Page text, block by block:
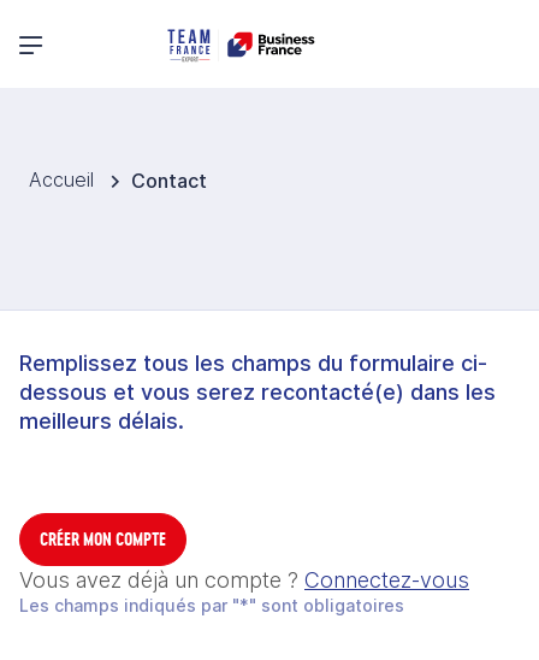
Menu principal
Accueil Contact
Remplissez tous les champs du formulaire ci-
dessous et vous serez recontacté(e) dans les
meilleurs délais.
CRÉER MON COMPTE
Vous avez déjà un compte ? Connectez-vous
Les champs indiqués par "*" sont obligatoires